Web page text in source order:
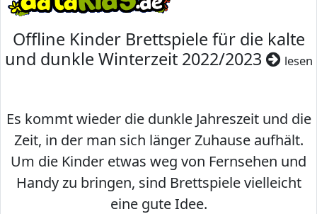
Offline Kinder Brettspiele für die kalte
und dunkle Winterzeit 2022/2023
lesen
Es kommt wieder die dunkle Jahreszeit und die
Zeit, in der man sich länger Zuhause aufhält.
Um die Kinder etwas weg von Fernsehen und
Handy zu bringen, sind Brettspiele vielleicht
eine gute Idee.